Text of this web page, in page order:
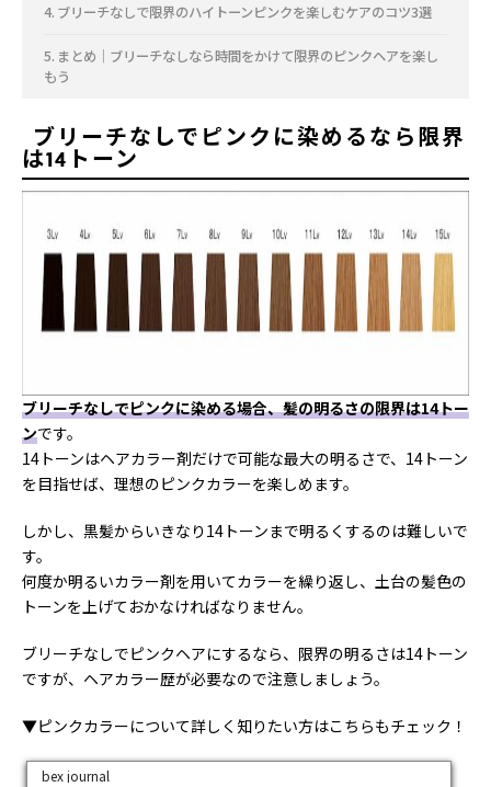
ブリーチなしで限界のハイトーンピンクを楽しむケアのコツ3選
まとめ｜ブリーチなしなら時間をかけて限界のピンクヘアを楽し
もう
ブリーチなしでピンクに染めるなら限界
は14トーン
ブリーチなしでピンクに染める場合、髪の明るさの限界は14トー
ンです。
14トーンはヘアカラー剤だけで可能な最大の明るさで、14トーン
を目指せば、理想のピンクカラーを楽しめます。
しかし、黒髪からいきなり14トーンまで明るくするのは難しいで
す。
何度か明るいカラー剤を用いてカラーを繰り返し、土台の髪色の
トーンを上げておかなければなりません。
ブリーチなしでピンクヘアにするなら、限界の明るさは14トーン
ですが、ヘアカラー歴が必要なので注意しましょう。
▼ピンクカラーについて詳しく知りたい方はこちらもチェック！
bex journal